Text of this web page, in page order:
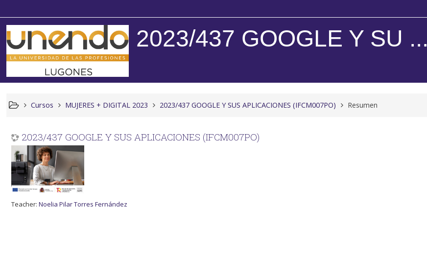
2023/437 GOOGLE Y SU ...
Cursos MUJERES + DIGITAL 2023 2023/437 GOOGLE Y SUS APLICACIONES (IFCM007PO) Resumen
2023/437 GOOGLE Y SUS APLICACIONES (IFCM007PO)
Teacher:Noelia Pilar Torres Fernández